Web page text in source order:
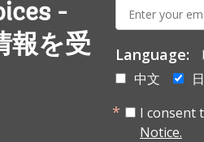
-
報を受
mail:
Language:
中文
I consent
Notice.